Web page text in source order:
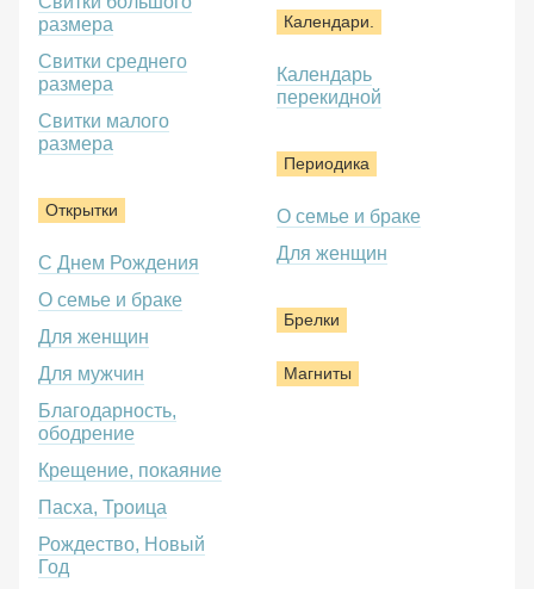
размера
Свитки среднего
размера
Свитки малого
размера
Открытки
С Днем Рождения
О семье и браке
Для женщин
Для мужчин
Благодарность,
ободрение
Крещение, покаяние
Пасха, Троица
Рождество, Новый
Год
Календари.
Календарь
перекидной
Периодика
О семье и браке
Для женщин
Брелки
Магниты